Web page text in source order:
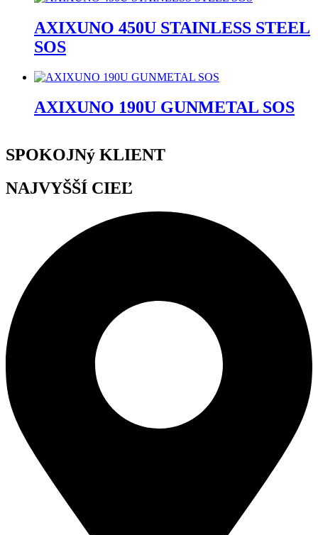
AXIXUNO 450U STAINLESS STEEL
SOS
AXIXUNO 190U GUNMETAL SOS
SPOKOJNý KLIENT
NAJVYŠŠÍ CIEĽ